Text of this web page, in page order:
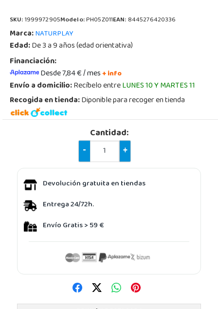
SKU:1999972905Modelo:PH05Z011EAN:8445276420336
Marca:NATURPLAY
Edad:De 3 a 9 años (edad orientativa)
Financiación:
Desde 7,84 € / mes+ info
Envío a domicilio:Recíbelo entreLUNES 10 Y MARTES 11
Recogida en tienda:Diponible para recoger en tienda
Cantidad:
-
+
Devolución gratuita en tiendas
Entrega 24/72h.
Envío Gratis > 59 €